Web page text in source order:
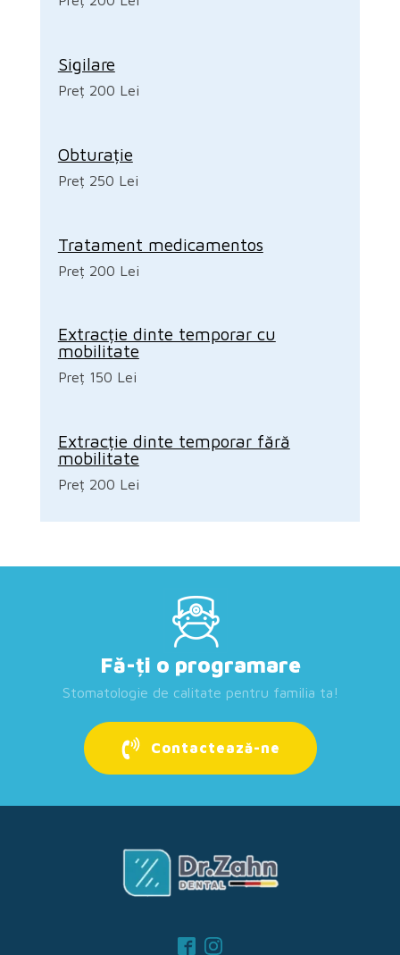
Sigilare
Preț 200 Lei
Obturație
Preț 250 Lei
Tratament medicamentos
Preț 200 Lei
Extracție dinte temporar cu
mobilitate
Preț 150 Lei
Extracție dinte temporar fără
mobilitate
Preț 200 Lei
Fă-ți o programare
Stomatologie de calitate pentru familia ta!
Contactează-ne